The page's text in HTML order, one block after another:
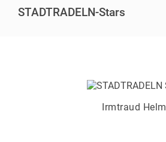
STADTRADELN-Stars
Irmtraud Helm